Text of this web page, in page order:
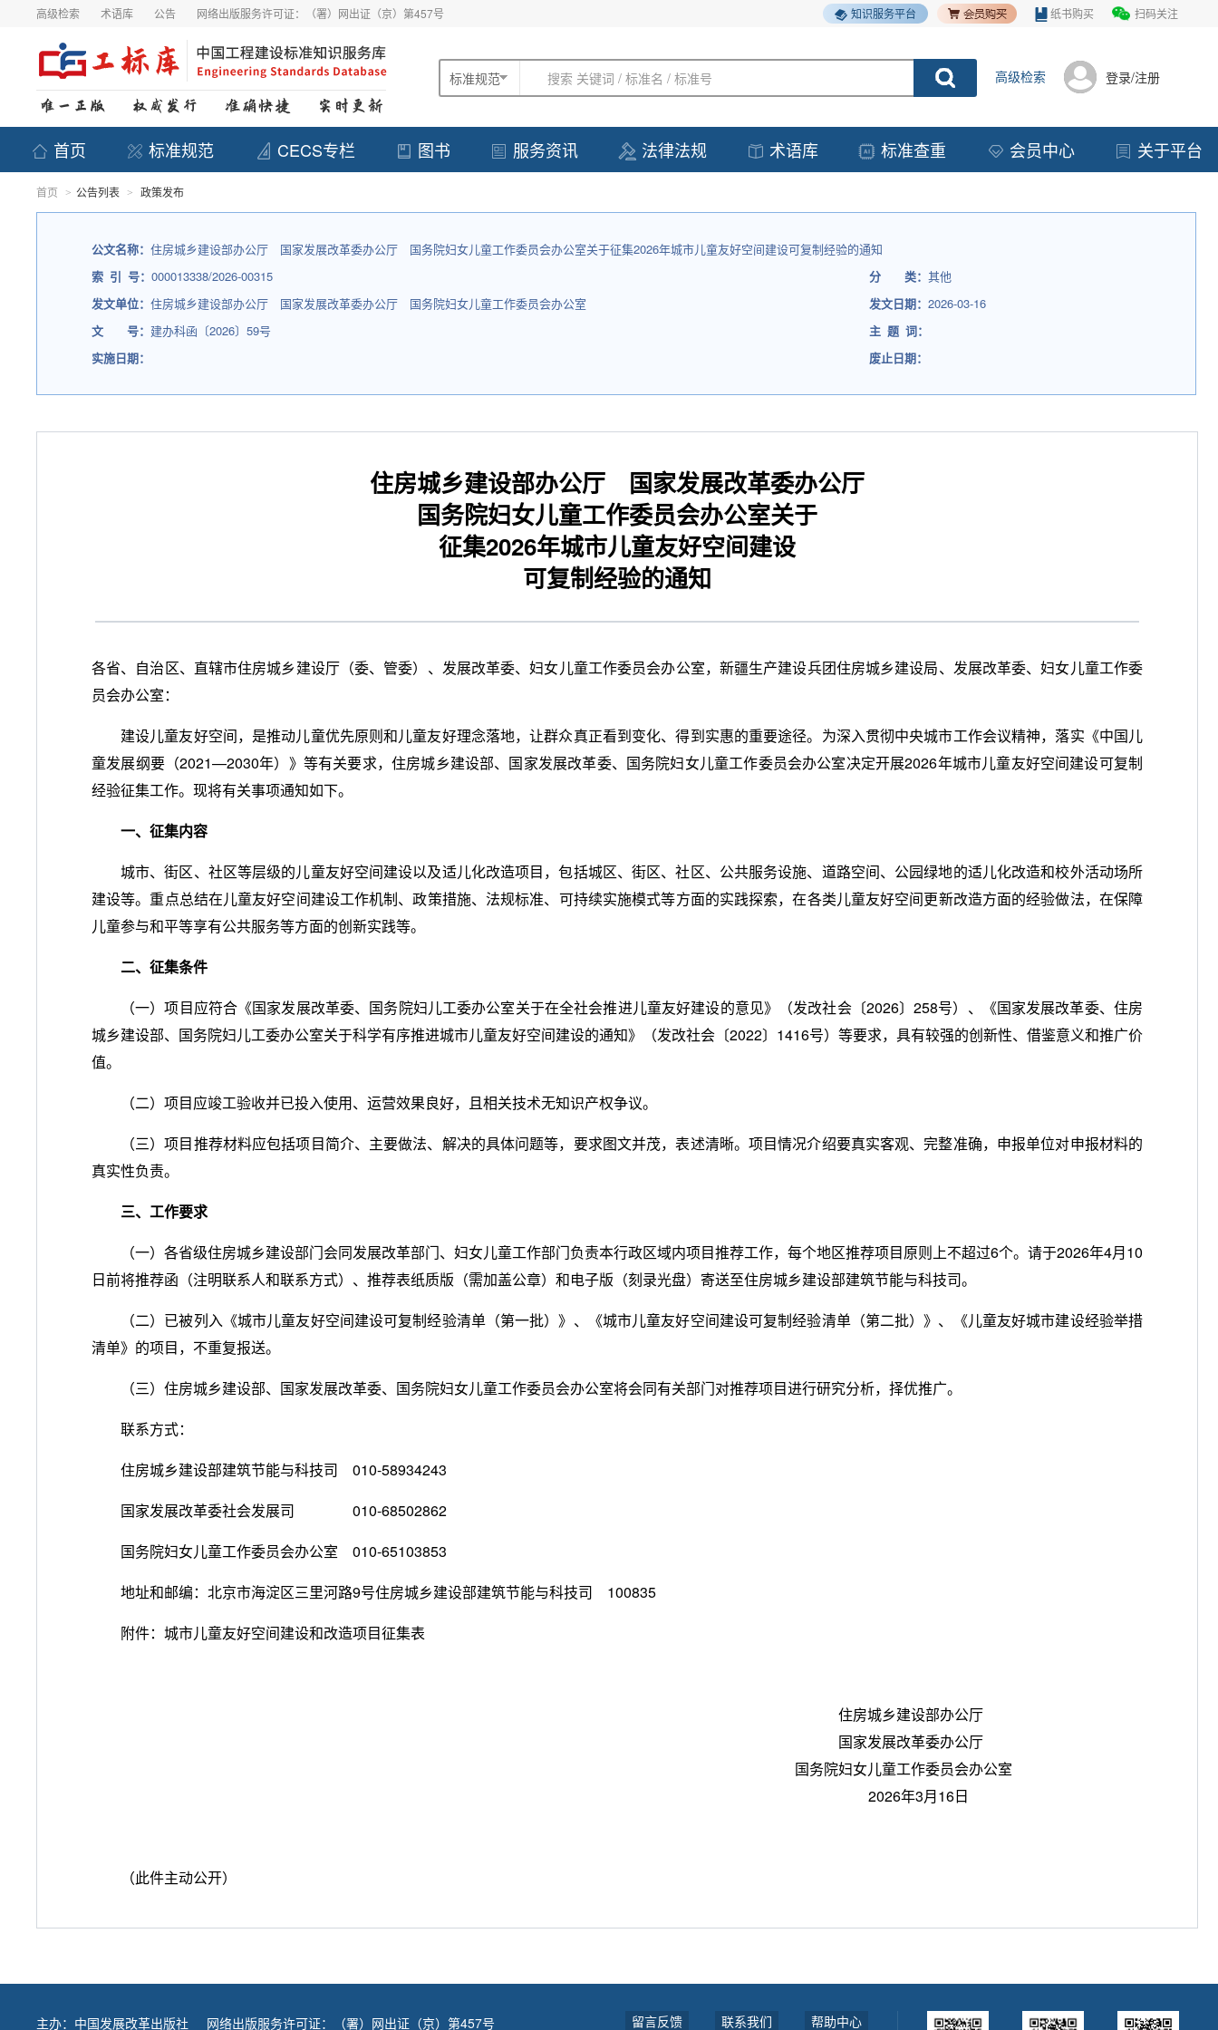
高级检索 术语库 公告 网络出版服务许可证：（署）网出证（京）第457号 知识服务平台 纸书购买 扫码关注
标准规范
搜索 关键词 / 标准名 / 标准号
高级检索 登录/注册
首页 标准规范 CECS专栏 图书 服务资讯 法律法规 术语库 标准查重 会员中心 关于平台
首页 > 公告列表 > 政策发布
公文名称： 住房城乡建设部办公厅　国家发展改革委办公厅　国务院妇女儿童工作委员会办公室关于征集2026年城市儿童友好空间建设可复制经验的通知
索 引 号： 000013338/2026-00315
发文单位： 住房城乡建设部办公厅 国家发展改革委办公厅 国务院妇女儿童工作委员会办公室
文 号： 建办科函〔2026〕59号
实施日期：
分 类： 其他
发文日期： 2026-03-16
主 题 词：
废止日期：
住房城乡建设部办公厅 国家发展改革委办公厅
国务院妇女儿童工作委员会办公室关于
征集2026年城市儿童友好空间建设
可复制经验的通知
各省、自治区、直辖市住房城乡建设厅（委、管委）、发展改革委、妇女儿童工作委员会办公室，新疆生产建设兵团住房城乡建设局、发展改革委、妇女儿童工作委
员会办公室：
建设儿童友好空间，是推动儿童优先原则和儿童友好理念落地，让群众真正看到变化、得到实惠的重要途径。为深入贯彻中央城市工作会议精神，落实《中国儿
童发展纲要（2021—2030年）》等有关要求，住房城乡建设部、国家发展改革委、国务院妇女儿童工作委员会办公室决定开展2026年城市儿童友好空间建设可复制
经验征集工作。现将有关事项通知如下。
一、征集内容
城市、街区、社区等层级的儿童友好空间建设以及适儿化改造项目，包括城区、街区、社区、公共服务设施、道路空间、公园绿地的适儿化改造和校外活动场所
建设等。重点总结在儿童友好空间建设工作机制、政策措施、法规标准、可持续实施模式等方面的实践探索，在各类儿童友好空间更新改造方面的经验做法，在保障
儿童参与和平等享有公共服务等方面的创新实践等。
二、征集条件
（一）项目应符合《国家发展改革委、国务院妇儿工委办公室关于在全社会推进儿童友好建设的意见》（发改社会〔2026〕258号）、《国家发展改革委、住房
城乡建设部、国务院妇儿工委办公室关于科学有序推进城市儿童友好空间建设的通知》（发改社会〔2022〕1416号）等要求，具有较强的创新性、借鉴意义和推广价
值。
（二）项目应竣工验收并已投入使用、运营效果良好，且相关技术无知识产权争议。
（三）项目推荐材料应包括项目简介、主要做法、解决的具体问题等，要求图文并茂，表述清晰。项目情况介绍要真实客观、完整准确，申报单位对申报材料的
真实性负责。
三、工作要求
（一）各省级住房城乡建设部门会同发展改革部门、妇女儿童工作部门负责本行政区域内项目推荐工作，每个地区推荐项目原则上不超过6个。请于2026年4月10
日前将推荐函（注明联系人和联系方式）、推荐表纸质版（需加盖公章）和电子版（刻录光盘）寄送至住房城乡建设部建筑节能与科技司。
（二）已被列入《城市儿童友好空间建设可复制经验清单（第一批）》、《城市儿童友好空间建设可复制经验清单（第二批）》、《儿童友好城市建设经验举措
清单》的项目，不重复报送。
（三）住房城乡建设部、国家发展改革委、国务院妇女儿童工作委员会办公室将会同有关部门对推荐项目进行研究分析，择优推广。
联系方式：
住房城乡建设部建筑节能与科技司 010-58934243
国家发展改革委社会发展司 010-68502862
国务院妇女儿童工作委员会办公室 010-65103853
地址和邮编：北京市海淀区三里河路9号住房城乡建设部建筑节能与科技司 100835
附件：城市儿童友好空间建设和改造项目征集表
住房城乡建设部办公厅
国家发展改革委办公厅
国务院妇女儿童工作委员会办公室
2026年3月16日
（此件主动公开）
主办： 中国发展改革出版社 网络出版服务许可证：（署）网出证（京）第457号 留言反馈 联系我们 帮助中心